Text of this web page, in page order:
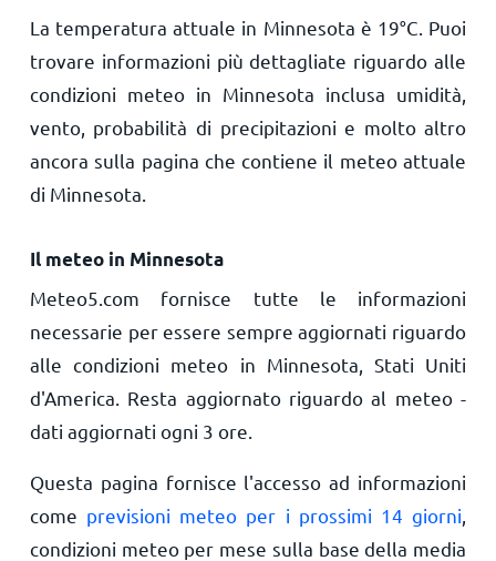
La temperatura attuale in Minnesota è 19°C . Puoi
trovare informazioni più dettagliate riguardo alle
condizioni meteo in Minnesota inclusa umidità,
vento, probabilità di precipitazioni e molto altro
ancora sulla pagina che contiene il meteo attuale
di Minnesota.
Il meteo in Minnesota
Meteo5.com fornisce tutte le informazioni
necessarie per essere sempre aggiornati riguardo
alle condizioni meteo in Minnesota, Stati Uniti
d'America. Resta aggiornato riguardo al meteo -
dati aggiornati ogni 3 ore.
Questa pagina fornisce l'accesso ad informazioni
come previsioni meteo per i prossimi 14 giorni
condizioni meteo per mese sulla base della media